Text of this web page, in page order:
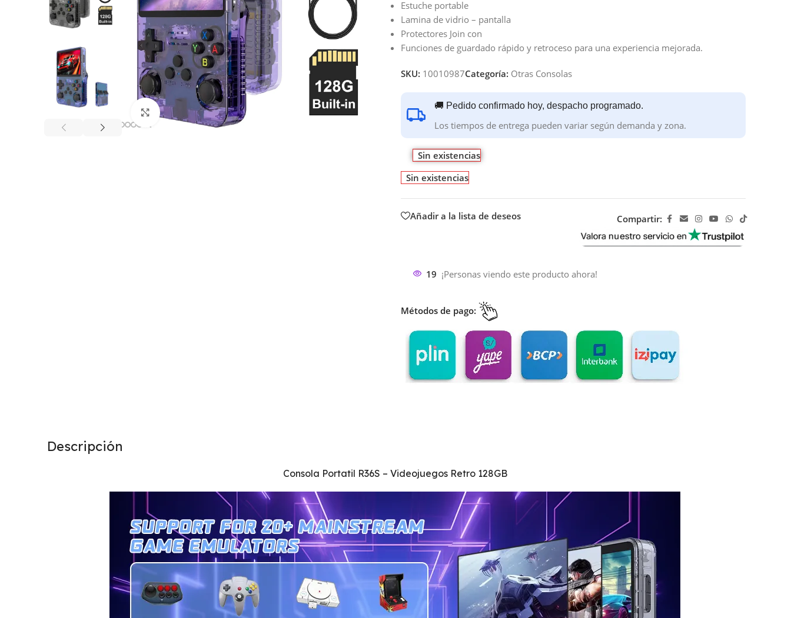
Click to enlarge
Estuche portable
Lamina de vidrio – pantalla
Protectores Join con
Funciones de guardado rápido y retroceso para una experiencia mejorada.
SKU: 10010987Categoría: Otras Consolas
🚚 Pedido confirmado hoy, despacho programado.
Los tiempos de entrega pueden variar según demanda y zona.
Sin existencias
Sin existencias
Añadir a la lista de deseos Compartir:
19 ¡Personas viendo este producto ahora!
Métodos de pago:
Descripción
Consola Portatil R36S – Videojuegos Retro 128GB